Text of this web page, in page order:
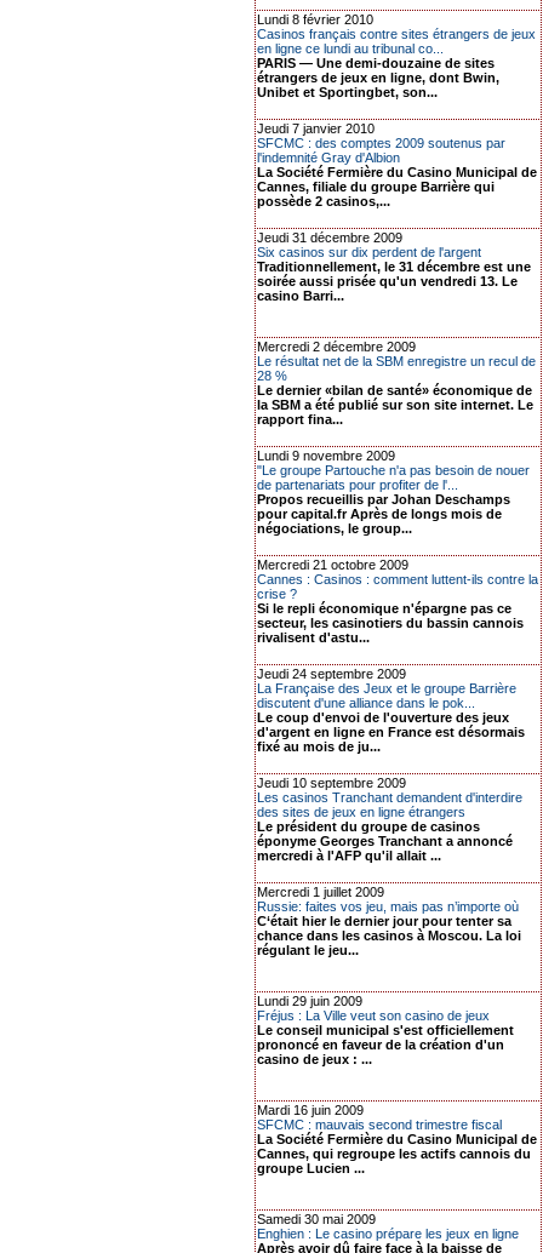
Lundi 8 février 2010
Casinos français contre sites étrangers de jeux
en ligne ce lundi au tribunal co...
PARIS — Une demi-douzaine de sites
étrangers de jeux en ligne, dont Bwin,
Unibet et Sportingbet, son...
Jeudi 7 janvier 2010
SFCMC : des comptes 2009 soutenus par
l'indemnité Gray d'Albion
La Société Fermière du Casino Municipal de
Cannes, filiale du groupe Barrière qui
possède 2 casinos,...
Jeudi 31 décembre 2009
Six casinos sur dix perdent de l'argent
Traditionnellement, le 31 décembre est une
soirée aussi prisée qu'un vendredi 13. Le
casino Barri...
Mercredi 2 décembre 2009
Le résultat net de la SBM enregistre un recul de
28 %
Le dernier «bilan de santé» économique de
la SBM a été publié sur son site internet. Le
rapport fina...
Lundi 9 novembre 2009
"Le groupe Partouche n'a pas besoin de nouer
de partenariats pour profiter de l'...
Propos recueillis par Johan Deschamps
pour capital.fr Après de longs mois de
négociations, le group...
Mercredi 21 octobre 2009
Cannes : Casinos : comment luttent-ils contre la
crise ?
Si le repli économique n'épargne pas ce
secteur, les casinotiers du bassin cannois
rivalisent d'astu...
Jeudi 24 septembre 2009
La Française des Jeux et le groupe Barrière
discutent d'une alliance dans le pok...
Le coup d'envoi de l'ouverture des jeux
d'argent en ligne en France est désormais
fixé au mois de ju...
Jeudi 10 septembre 2009
Les casinos Tranchant demandent d'interdire
des sites de jeux en ligne étrangers
Le président du groupe de casinos
éponyme Georges Tranchant a annoncé
mercredi à l'AFP qu'il allait ...
Mercredi 1 juillet 2009
Russie: faites vos jeu, mais pas n’importe où
C‘était hier le dernier jour pour tenter sa
chance dans les casinos à Moscou. La loi
régulant le jeu...
Lundi 29 juin 2009
Fréjus : La Ville veut son casino de jeux
Le conseil municipal s'est officiellement
prononcé en faveur de la création d'un
casino de jeux : ...
Mardi 16 juin 2009
SFCMC : mauvais second trimestre fiscal
La Société Fermière du Casino Municipal de
Cannes, qui regroupe les actifs cannois du
groupe Lucien ...
Samedi 30 mai 2009
Enghien : Le casino prépare les jeux en ligne
Après avoir dû faire face à la baisse de